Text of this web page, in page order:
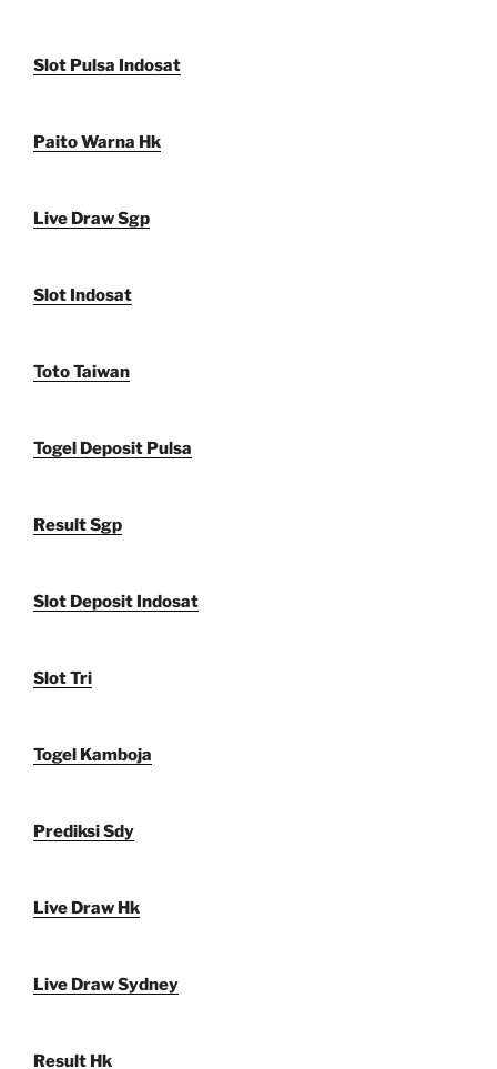
Slot Pulsa Indosat
Paito Warna Hk
Live Draw Sgp
Slot Indosat
Toto Taiwan
Togel Deposit Pulsa
Result Sgp
Slot Deposit Indosat
Slot Tri
Togel Kamboja
Prediksi Sdy
Live Draw Hk
Live Draw Sydney
Result Hk